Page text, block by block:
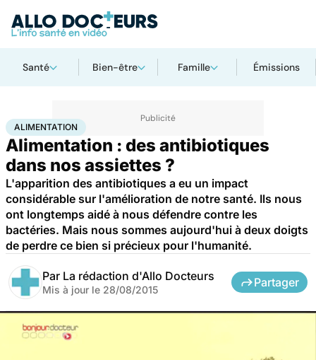
Santé Bien-être Famille Émissions
AccueilBien-être Nutrition Alimentation
ALIMENTATION
Alimentation : des antibiotiques
dans nos assiettes ?
L'apparition des antibiotiques a eu un impact
considérable sur l'amélioration de notre santé. Ils nous
ont longtemps aidé à nous défendre contre les
bactéries. Mais nous sommes aujourd'hui à deux doigts
de perdre ce bien si précieux pour l'humanité.
Par La rédaction d'Allo Docteurs
Mis à jour le 28/08/2015
Partager